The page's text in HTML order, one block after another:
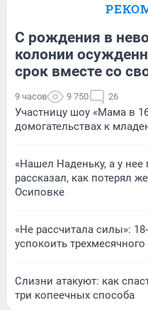
С рождения в
колонии
срок вместе со
9 часов 9 750 26
Участницу шоу «Мама в
домогательствах к
«Нашел Наденьку, а у
рассказал, как потерял
Осиповке
«Не рассчитала силы»:
успокоить
Слизни атакуют: как
три копеечных способа